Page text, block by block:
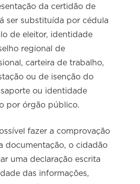
da certidão de
ser substituída por cédula
de eleitor, identidade
regional de
carteira de trabalho,
ou de isenção do
ou identidade
por órgão público.
fazer a comprovação
documentação, o cidadão
uma declaração escrita
das informações,